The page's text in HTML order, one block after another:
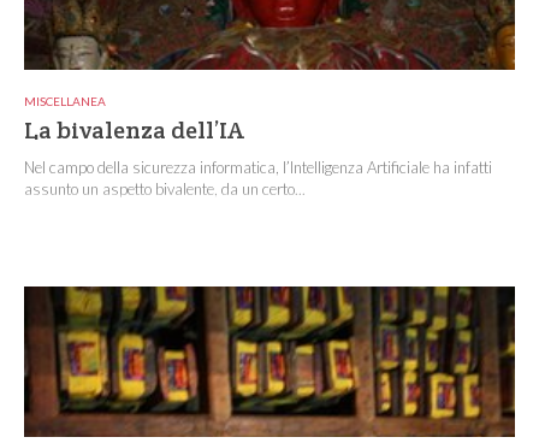
MISCELLANEA
La bivalenza dell’IA
Nel campo della sicurezza informatica, l’Intelligenza Artificiale ha infatti
assunto un aspetto bivalente, da un certo...